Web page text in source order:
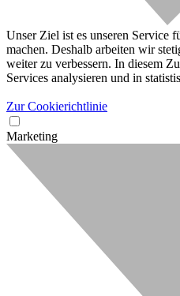
Unser Ziel ist es unseren Service
machen. Deshalb arbeiten wir
weiter zu verbessern. In diesem
Services analysieren und in
Zur Cookierichtlinie
Marketing